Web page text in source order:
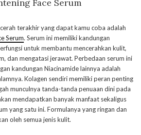
Face Serum
terakhir yang dapat kamu coba adalah
Serum. Serum ini memiliki kandungan
untuk membantu mencerahkan kulit,
dan mengatasi jerawat. Perbedaan serum ini
kandungan Niacinamide lainnya adalah
Kolagen sendiri memiliki peran penting
munculnya tanda-tanda penuaan dini pada
mendapatkan banyak manfaat sekaligus
yang satu ini. Formulanya yang ringan dan
oleh semua jenis kulit.